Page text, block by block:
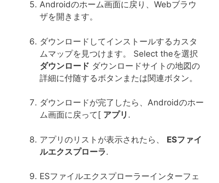
Androidのホーム画面に戻り、Webブラウ
ザを開きます。
ダウンロードしてインストールするカスタ
ムマップを見つけます。 Select theを選択
ダウンロード ダウンロードサイトの地図の
詳細に付随するボタンまたは関連ボタン。
ダウンロードが完了したら、Androidのホー
ム画面に戻って[ アプリ .
アプリのリストが表示されたら、 ESファイ
ルエクスプローラ.
ESファイルエクスプローラーインターフェ